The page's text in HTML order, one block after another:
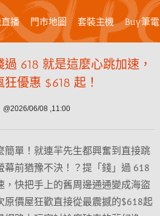
播 門市地圖 套裝主機 Buy筆電
618 就是這麼心跳加速，
優惠 $618 起！
@2026/06/08 ,11:00
簡單！就連羋先生都興奮到直接跳
幕前猶豫不決！？提「錢」過 618
，快把手上的舊周邊通通變成海盜
原價屋狂歡直接從最震撼的$618起